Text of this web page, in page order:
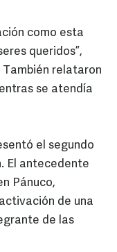
como esta
queridos”,
También relataron
se atendía
el segundo
El antecedente
Pánuco,
de una
de las